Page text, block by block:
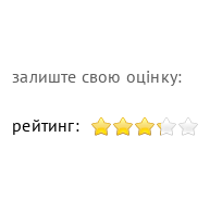
залиште свою оцінку:
рейтинг: